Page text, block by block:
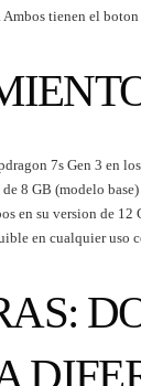
tienen el boton
7s Gen 3 en
8 GB (modelo
en su version de
en cualquier uso